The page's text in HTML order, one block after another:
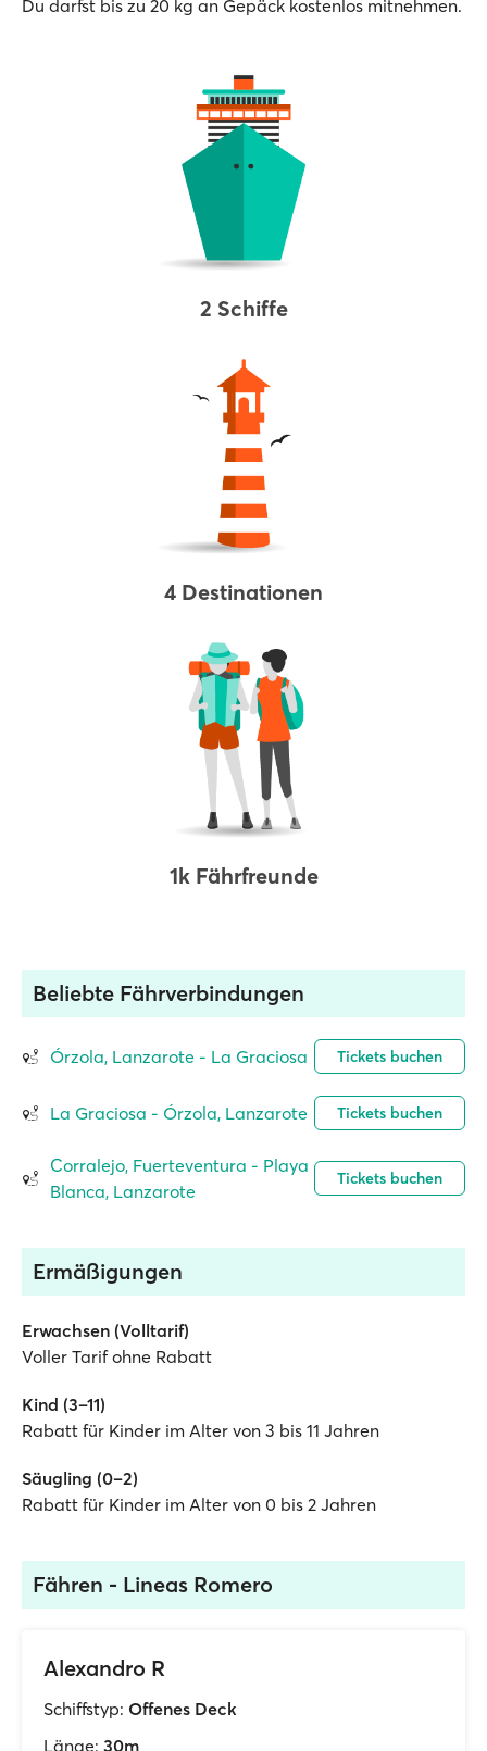
Du darfst bis zu 20 kg an Gepäck kostenlos mitnehmen.
2 Schiffe
4 Destinationen
1k Fährfreunde
Beliebte Fährverbindungen
Órzola, Lanzarote - La Graciosa Tickets buchen
La Graciosa - Órzola, Lanzarote Tickets buchen
Corralejo, Fuerteventura - Playa
Blanca, Lanzarote
Tickets buchen
Ermäßigungen
Erwachsen (Volltarif)
Voller Tarif ohne Rabatt
Kind (3–11)
Rabatt für Kinder im Alter von 3 bis 11 Jahren
Säugling (0–2)
Rabatt für Kinder im Alter von 0 bis 2 Jahren
Fähren - Lineas Romero
Alexandro R
Schiffstyp: Offenes Deck
Länge: 30m